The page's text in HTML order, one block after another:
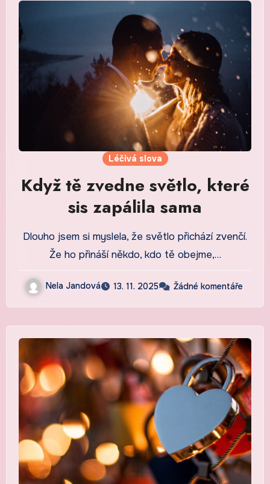
Léčivá slova
Když tě zvedne světlo, které
sis zapálila sama
Dlouho jsem si myslela, že světlo přichází zvenčí.
Že ho přináší někdo, kdo tě obejme,…
Nela Jandová 13. 11. 2025 Žádné komentáře